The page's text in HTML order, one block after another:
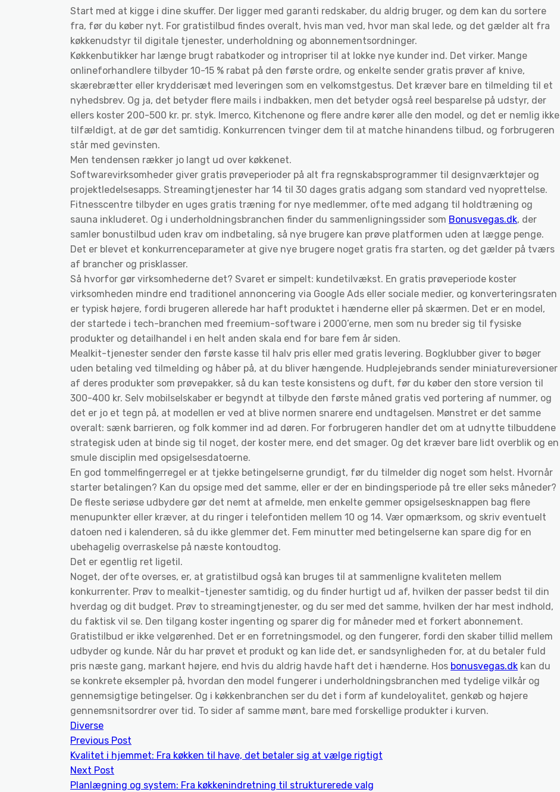
Start med at kigge i dine skuffer. Der ligger med garanti redskaber, du aldrig bruger, og dem kan du sortere
fra, før du køber nyt. For gratistilbud findes overalt, hvis man ved, hvor man skal lede, og det gælder alt fra
køkkenudstyr til digitale tjenester, underholdning og abonnementsordninger.
Køkkenbutikker har længe brugt rabatkoder og intropriser til at lokke nye kunder ind. Det virker. Mange
onlineforhandlere tilbyder 10-15 % rabat på den første ordre, og enkelte sender gratis prøver af knive,
skærebrætter eller krydderisæt med leveringen som en velkomstgestus. Det kræver bare en tilmelding til et
nyhedsbrev. Og ja, det betyder flere mails i indbakken, men det betyder også reel besparelse på udstyr, der
ellers koster 200-500 kr. pr. styk. Imerco, Kitchenone og flere andre kører alle den model, og det er nemlig ikke
tilfældigt, at de gør det samtidig. Konkurrencen tvinger dem til at matche hinandens tilbud, og forbrugeren
står med gevinsten.
Men tendensen rækker jo langt ud over køkkenet.
Softwarevirksomheder giver gratis prøveperioder på alt fra regnskabsprogrammer til designværktøjer og
projektledelsesapps. Streamingtjenester har 14 til 30 dages gratis adgang som standard ved nyoprettelse.
Fitnesscentre tilbyder en uges gratis træning for nye medlemmer, ofte med adgang til holdtræning og
sauna inkluderet. Og i underholdningsbranchen finder du sammenligningssider som Bonusvegas.dk, der
samler bonustilbud uden krav om indbetaling, så nye brugere kan prøve platformen uden at lægge penge.
Det er blevet et konkurrenceparameter at give nye brugere noget gratis fra starten, og det gælder på tværs
af brancher og prisklasser.
Så hvorfor gør virksomhederne det? Svaret er simpelt: kundetilvækst. En gratis prøveperiode koster
virksomheden mindre end traditionel annoncering via Google Ads eller sociale medier, og konverteringsraten
er typisk højere, fordi brugeren allerede har haft produktet i hænderne eller på skærmen. Det er en model,
der startede i tech-branchen med freemium-software i 2000’erne, men som nu breder sig til fysiske
produkter og detailhandel i en helt anden skala end for bare fem år siden.
Mealkit-tjenester sender den første kasse til halv pris eller med gratis levering. Bogklubber giver to bøger
uden betaling ved tilmelding og håber på, at du bliver hængende. Hudplejebrands sender miniatureversioner
af deres produkter som prøvepakker, så du kan teste konsistens og duft, før du køber den store version til
300-400 kr. Selv mobilselskaber er begyndt at tilbyde den første måned gratis ved portering af nummer, og
det er jo et tegn på, at modellen er ved at blive normen snarere end undtagelsen. Mønstret er det samme
overalt: sænk barrieren, og folk kommer ind ad døren. For forbrugeren handler det om at udnytte tilbuddene
strategisk uden at binde sig til noget, der koster mere, end det smager. Og det kræver bare lidt overblik og en
smule disciplin med opsigelsesdatoerne.
En god tommelfingerregel er at tjekke betingelserne grundigt, før du tilmelder dig noget som helst. Hvornår
starter betalingen? Kan du opsige med det samme, eller er der en bindingsperiode på tre eller seks måneder?
De fleste seriøse udbydere gør det nemt at afmelde, men enkelte gemmer opsigelsesknappen bag flere
menupunkter eller kræver, at du ringer i telefontiden mellem 10 og 14. Vær opmærksom, og skriv eventuelt
datoen ned i kalenderen, så du ikke glemmer det. Fem minutter med betingelserne kan spare dig for en
ubehagelig overraskelse på næste kontoudtog.
Det er egentlig ret ligetil.
Noget, der ofte overses, er, at gratistilbud også kan bruges til at sammenligne kvaliteten mellem
konkurrenter. Prøv to mealkit-tjenester samtidig, og du finder hurtigt ud af, hvilken der passer bedst til din
hverdag og dit budget. Prøv to streamingtjenester, og du ser med det samme, hvilken der har mest indhold,
du faktisk vil se. Den tilgang koster ingenting og sparer dig for måneder med et forkert abonnement.
Gratistilbud er ikke velgørenhed. Det er en forretningsmodel, og den fungerer, fordi den skaber tillid mellem
udbyder og kunde. Når du har prøvet et produkt og kan lide det, er sandsynligheden for, at du betaler fuld
pris næste gang, markant højere, end hvis du aldrig havde haft det i hænderne. Hos bonusvegas.dk kan du
se konkrete eksempler på, hvordan den model fungerer i underholdningsbranchen med tydelige vilkår og
gennemsigtige betingelser. Og i køkkenbranchen ser du det i form af kundeloyalitet, genkøb og højere
gennemsnitsordrer over tid. To sider af samme mønt, bare med forskellige produkter i kurven.
Diverse
Previous Post
Kvalitet i hjemmet: Fra køkken til have, det betaler sig at vælge rigtigt
Next Post
Planlægning og system: Fra køkkenindretning til strukturerede valg